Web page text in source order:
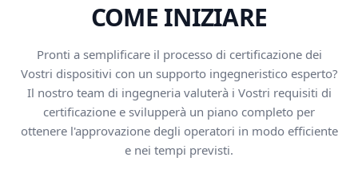
COME INIZIARE
Pronti a semplificare il processo di certificazione dei
Vostri dispositivi con un supporto ingegneristico esperto?
Il nostro team di ingegneria valuterà i Vostri requisiti di
certificazione e svilupperà un piano completo per
ottenere l'approvazione degli operatori in modo efficiente
e nei tempi previsti.